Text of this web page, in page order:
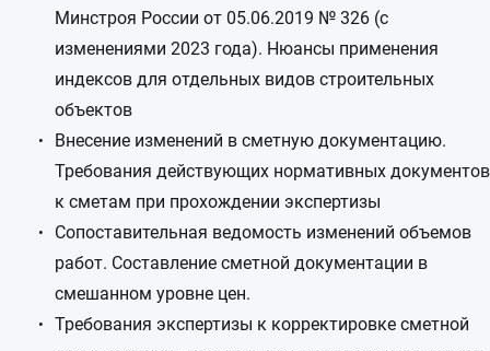
Минстроя России от 05.06.2019 № 326 (с
изменениями 2023 года). Нюансы применения
индексов для отдельных видов строительных
объектов
Внесение изменений в сметную документацию.
Требования действующих нормативных документов
к сметам при прохождении экспертизы
Сопоставительная ведомость изменений объемов
работ. Составление сметной документации в
смешанном уровне цен.
Требования экспертизы к корректировке сметной